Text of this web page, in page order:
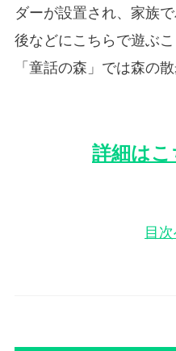
ダーが設置され、家族
後などにこちらで遊ぶ
「童話の森」では森の
詳細はこ
目